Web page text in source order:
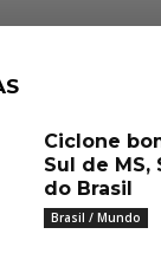
Ciclone
Sul de MS,
do Brasil
Brasil / Mundo